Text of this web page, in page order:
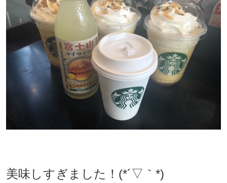
美味しすぎました！(*´▽｀*)